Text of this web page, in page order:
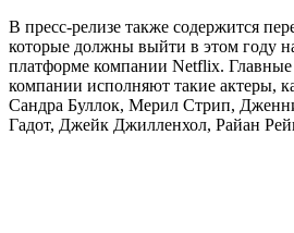
В пресс-релизе также содержится
которые должны выйти в этом году
платформе компании Netflix.
компании исполняют такие актеры,
Сандра Буллок, Мерил Стрип,
Гадот, Джейк Джилленхол, Райан